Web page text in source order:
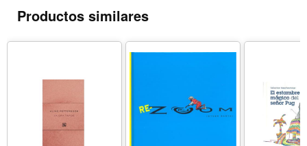
Productos similares